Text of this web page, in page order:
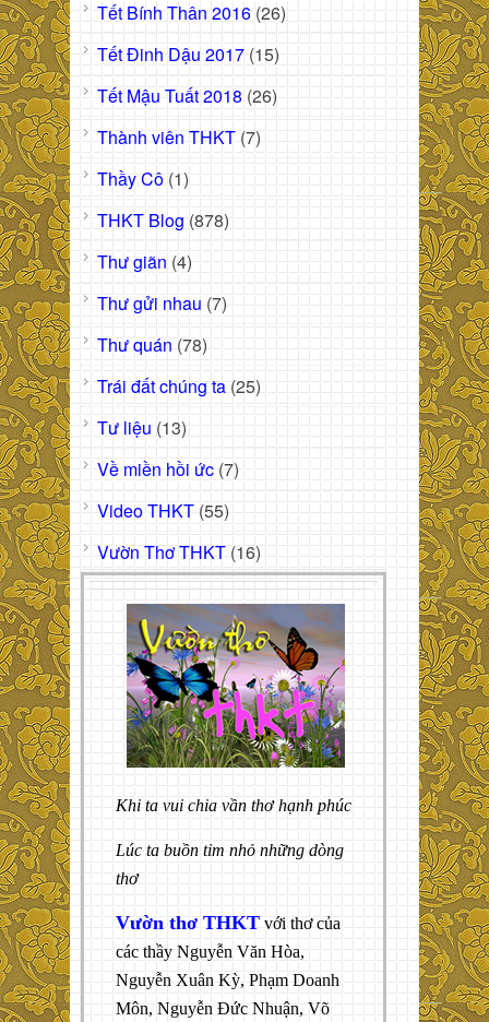
Tết Bính Thân 2016 (26)
Tết Đinh Dậu 2017 (15)
Tết Mậu Tuất 2018 (26)
Thành viên THKT (7)
Thầy Cô (1)
THKT Blog (878)
Thư giãn (4)
Thư gửi nhau (7)
Thư quán (78)
Trái đất chúng ta (25)
Tư liệu (13)
Về miền hồi ức (7)
Video THKT (55)
Vườn Thơ THKT (16)
Khi ta vui chia vần thơ hạnh phúc
Lúc ta buồn tim nhỏ những dòng
thơ
Vườn thơ THKT với thơ của
các thầy Nguyễn Văn Hòa,
Nguyễn Xuân Kỳ, Phạm Doanh
Môn, Nguyễn Đức Nhuận, Võ